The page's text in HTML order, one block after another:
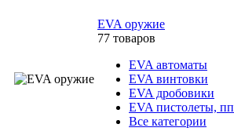
EVA оружие
77 товаров
EVA автоматы
EVA винтовки
EVA дробовики
EVA пистолеты, пп
Все категории